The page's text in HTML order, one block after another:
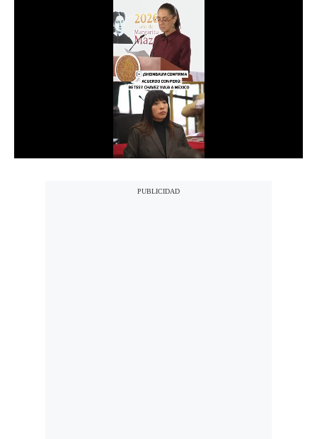
Fotogalerías